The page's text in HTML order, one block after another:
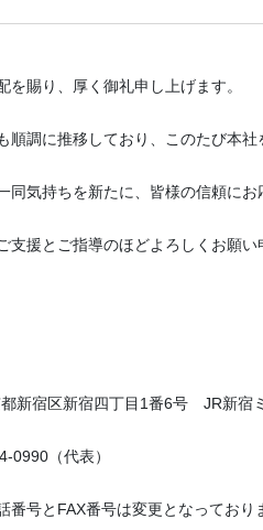
を賜り、厚く御礼申し上げます。
順調に推移しており、このたび本
同気持ちを新たに、皆様の信頼に
支援とご指導のほどよろしくお願い
新宿区新宿四丁目1番6号 JR新宿
0990（代表）
番号とFAX番号は変更となっており